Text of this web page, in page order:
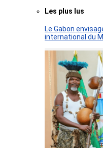
Les plus lus
Le Gabon
international du